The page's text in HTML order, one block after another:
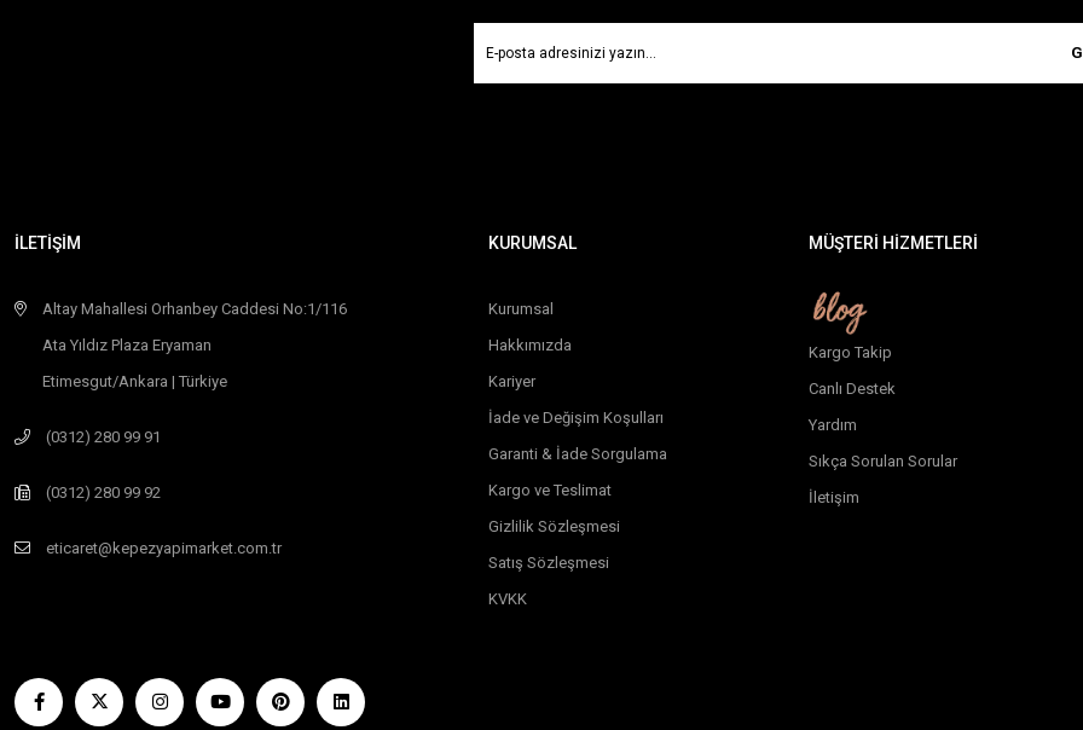
İLETİŞİM
Altay Mahallesi Orhanbey Caddesi No:1/116
Ata Yıldız Plaza Eryaman
Etimesgut/Ankara | Türkiye
(0312) 280 99 91
(0312) 280 99 92
eticaret@kepezyapimarket.com.tr
KURUMSAL
Kurumsal
Hakkımızda
Kariyer
İade ve Değişim Koşulları
Garanti & İade Sorgulama
Kargo ve Teslimat
Gizlilik Sözleşmesi
Satış Sözleşmesi
KVKK
MÜŞTERİ HİZMETLERİ
Kargo Takip
Canlı Destek
Yardım
Sıkça Sorulan Sorular
İletişim